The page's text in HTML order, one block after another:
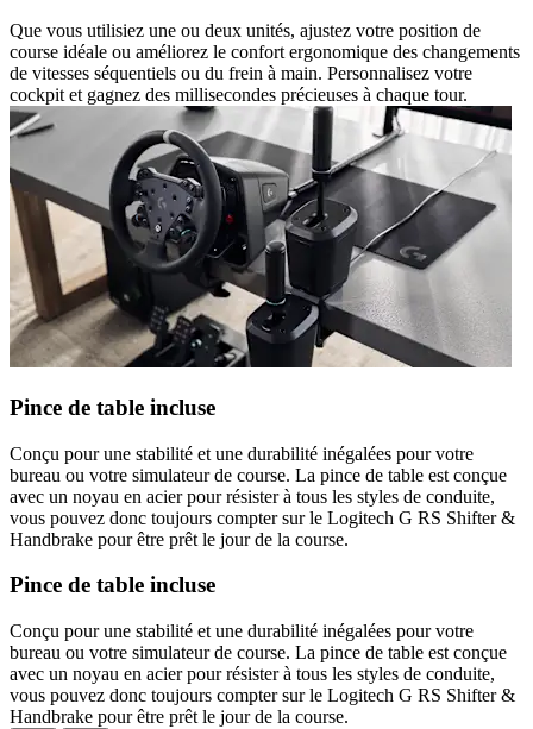
Que vous utilisiez une ou deux unités, ajustez votre position de
course idéale ou améliorez le confort ergonomique des changements
de vitesses séquentiels ou du frein à main. Personnalisez votre
cockpit et gagnez des millisecondes précieuses à chaque tour.
Pince de table incluse
Conçu pour une stabilité et une durabilité inégalées pour votre
bureau ou votre simulateur de course. La pince de table est conçue
avec un noyau en acier pour résister à tous les styles de conduite,
vous pouvez donc toujours compter sur le Logitech G RS Shifter &
Handbrake pour être prêt le jour de la course.
Pince de table incluse
Conçu pour une stabilité et une durabilité inégalées pour votre
bureau ou votre simulateur de course. La pince de table est conçue
avec un noyau en acier pour résister à tous les styles de conduite,
vous pouvez donc toujours compter sur le Logitech G RS Shifter &
Handbrake pour être prêt le jour de la course.